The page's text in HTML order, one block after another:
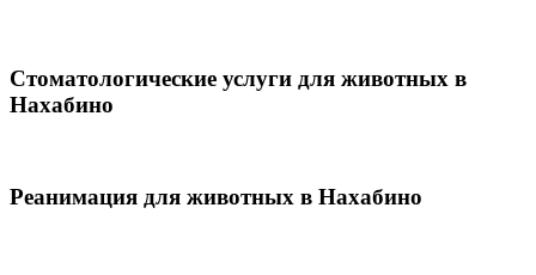
Стоматологические услуги для животных в
Нахабино
Реанимация для животных в Нахабино